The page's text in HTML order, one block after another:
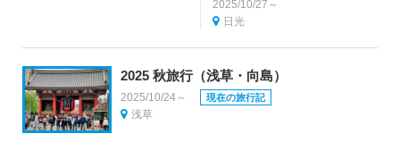
2025/10/27～
日光
2025 秋旅行（浅草・向島）
2025/10/24～ 現在の旅行記
浅草